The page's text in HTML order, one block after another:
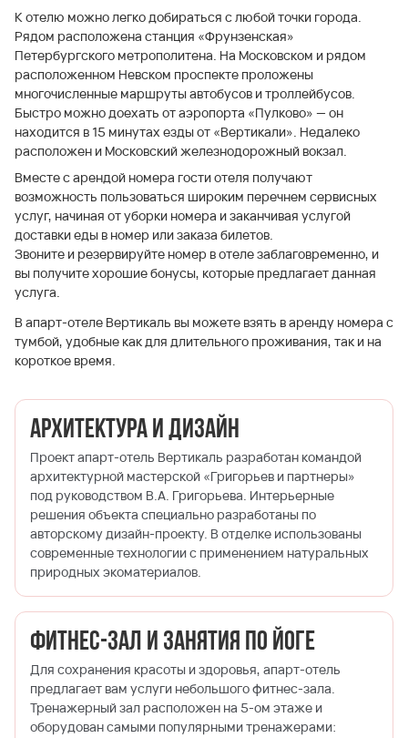
К отелю можно легко добираться с любой точки города.
Рядом расположена станция «Фрунзенская»
Петербургского метрополитена. На Московском и рядом
расположенном Невском проспекте проложены
многочисленные маршруты автобусов и троллейбусов.
Быстро можно доехать от аэропорта «Пулково» — он
находится в 15 минутах езды от «Вертикали». Недалеко
расположен и Московский железнодорожный вокзал.
Вместе с арендой номера гости отеля получают
возможность пользоваться широким перечнем сервисных
услуг, начиная от уборки номера и заканчивая услугой
доставки еды в номер или заказа билетов.
Звоните и резервируйте номер в отеле заблаговременно, и
вы получите хорошие бонусы, которые предлагает данная
услуга.
В апарт-отеле Вертикаль вы можете взять в аренду номера с
тумбой, удобные как для длительного проживания, так и на
короткое время.
Архитектура и дизайн
Проект апарт-отель Вертикаль разработан командой
архитектурной мастерской «Григорьев и партнеры»
под руководством В.А. Григорьева. Интерьерные
решения объекта специально разработаны по
авторскому дизайн-проекту. В отделке использованы
современные технологии с применением натуральных
природных экоматериалов.
Фитнес-зал и занятия по йоге
Для сохранения красоты и здоровья, апарт-отель
предлагает вам услуги небольшого фитнес-зала.
Тренажерный зал расположен на 5-ом этаже и
оборудован самыми популярными тренажерами: